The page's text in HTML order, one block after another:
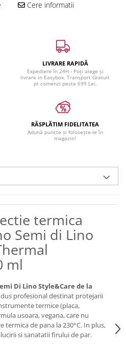
Cere informatii
LIVRARE RAPIDĂ
Expediere în 24H - Poți alege și
livrare in Easybox. Transport Gratuit
pt comenzi peste 699 Lei.
RĂSPLĂTIM FIDELITATEA
Adună puncte și folosește-le în
magazin!
termica
Semi di Lino
ml
Di Lino Style&Care de la
profesional destinat protejarii
termice (placa,
usoara, vegana, care nu
termica de pana la 230°C. In plus,
si sanatatii firului de par.